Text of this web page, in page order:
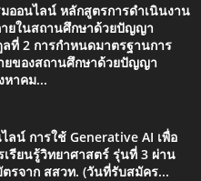
ออนไลน์ หลักสูตรการดำเนินงาน
ยในสถานศึกษาด้วยปัญญา
ที่ 2 การกำหนดมาตรฐานการ
ยของสถานศึกษาด้วยปัญญา
หาคม...
ลน์ การใช้ Generative AI เพื่อ
เรียนรู้วิทยาศาสตร์ รุ่นที่ 3 ผ่าน
รจาก สสวท. (วันที่รับสมัคร...